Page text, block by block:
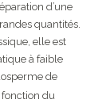
d’une
quantités.
elle est
à faible
de
fonction du